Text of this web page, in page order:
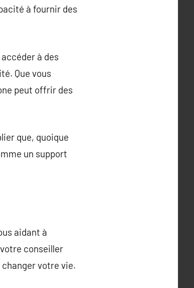
à fournir des
à des
Que vous
peut offrir des
que, quoique
un support
aidant à
conseiller
votre vie.